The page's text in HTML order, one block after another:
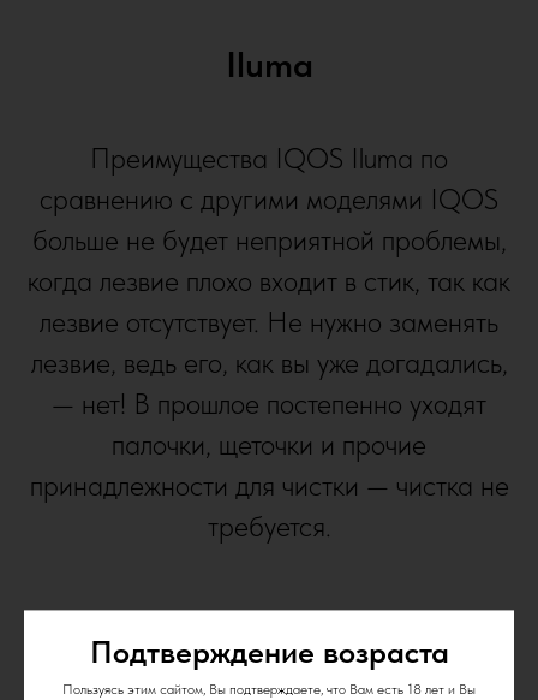
Подтверждение возраста
Пользуясь этим сайтом, Вы подтверждаете, что Вам есть 18 лет и Вы
Iluma
Преимущества IQOS Iluma по
сравнению с другими моделями IQOS
больше не будет неприятной проблемы,
когда лезвие плохо входит в стик, так как
лезвие отсутствует. Не нужно заменять
лезвие, ведь его, как вы уже догадались,
— нет! В прошлое постепенно уходят
палочки, щеточки и прочие
принадлежности для чистки — чистка не
требуется.